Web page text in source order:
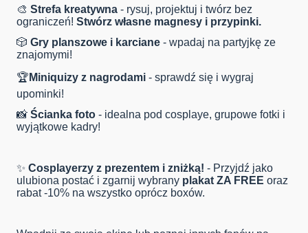
🎨 Strefa kreatywna - rysuj, projektuj i twórz bez
ograniczeń! Stwórz własne magnesy i przypinki.
🎲 Gry planszowe i karciane - wpadaj na partyjkę ze
znajomymi!
🏆 Miniquizy z nagrodami - sprawdź się i wygraj
upominki!
📸 Ścianka foto - idealna pod cosplaye, grupowe fotki i
wyjątkowe kadry!
✨ Cosplayerzy z prezentem i zniżką! - Przyjdź jako
ulubiona postać i zgarnij wybrany plakat ZA FREE oraz
rabat -10% na wszystko oprócz boxów.